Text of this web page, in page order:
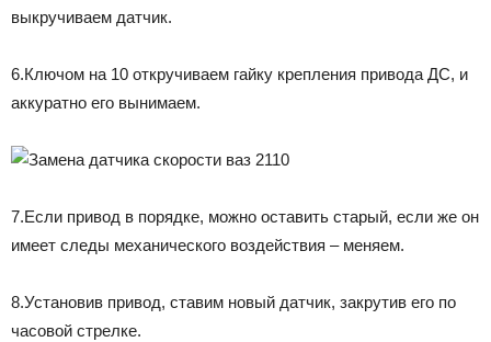
выкручиваем датчик.
6.Ключом на 10 откручиваем гайку крепления привода ДС, и
аккуратно его вынимаем.
7.Если привод в порядке, можно оставить старый, если же он
имеет следы механического воздействия – меняем.
8.Установив привод, ставим новый датчик, закрутив его по
часовой стрелке.